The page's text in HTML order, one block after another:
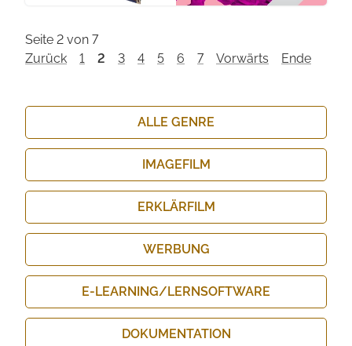
Seite 2 von 7
Zurück
1 2 3 4 5 6 7 Vorwärts Ende
Navigation
überspringen
ALLE GENRE
IMAGEFILM
ERKLÄRFILM
WERBUNG
E-LEARNING/​LERNSOFTWARE
DOKU­MENTATION